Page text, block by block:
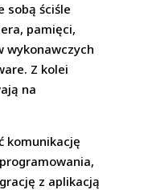
sobą ściśle
pamięci,
wykonawczych
Z kolei
na
komunikację
z aplikacją